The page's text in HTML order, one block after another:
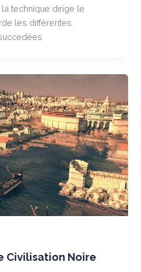
technique dirige le
les différentes
Civilisation Noire